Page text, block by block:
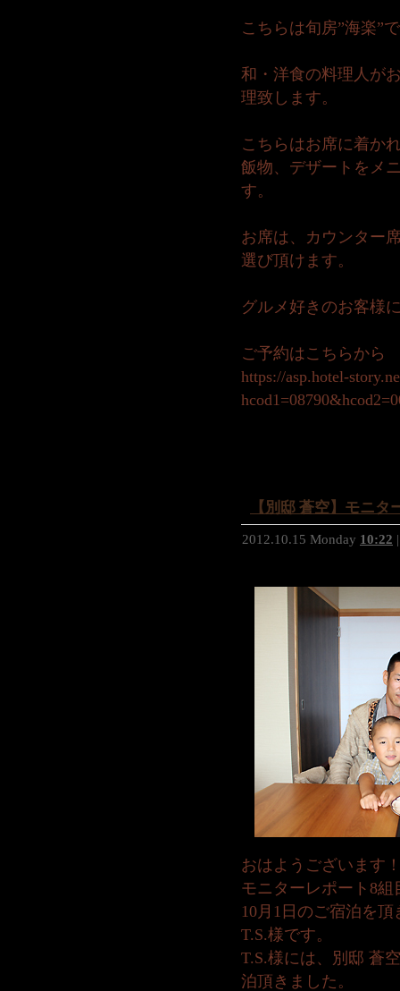
こちらは旬房”海楽”
和・洋食の料理人が
理致します。
こちらはお席に着か
飯物、デザートをメ
す。
お席は、カウンター
選び頂けます。
グルメ好きのお客様
ご予約はこちらから
https://asp.hotel-
【別邸 蒼空】モニタ
2012.10.15 Monday 10:22
おはようございます
モニターレポート8組
10月1日のご宿泊を
T.S.様です。
T.S.様には、別邸 蒼
泊頂きました。